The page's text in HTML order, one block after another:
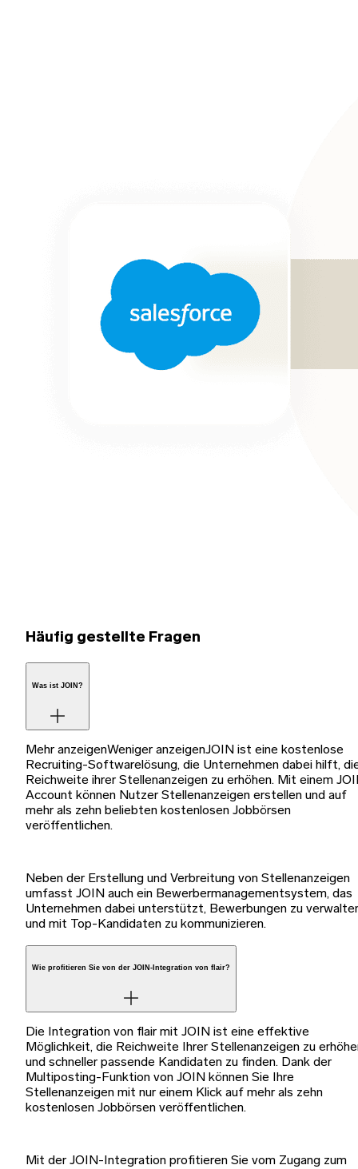
Häufig gestellte Fragen
Was ist JOIN?
Mehr anzeigenWeniger anzeigenJOIN ist eine kostenlose
Recruiting-Softwarelösung, die Unternehmen dabei hilft,
Reichweite ihrer Stellenanzeigen zu erhöhen. Mit einem
Account können Nutzer Stellenanzeigen erstellen und auf
mehr als zehn beliebten kostenlosen Jobbörsen
veröffentlichen.
Neben der Erstellung und Verbreitung von Stellenanzeigen
umfasst JOIN auch ein Bewerbermanagementsystem, das
Unternehmen dabei unterstützt, Bewerbungen zu
und mit Top-Kandidaten zu kommunizieren.
Wie profitieren Sie von der JOIN-Integration von flair?
Die Integration von flair mit JOIN ist eine effektive
Möglichkeit, die Reichweite Ihrer Stellenanzeigen zu
und schneller passende Kandidaten zu finden. Dank der
Multiposting-Funktion von JOIN können Sie Ihre
Stellenanzeigen mit nur einem Klick auf mehr als zehn
kostenlosen Jobbörsen veröffentlichen.
Mit der JOIN-Integration profitieren Sie vom Zugang zum